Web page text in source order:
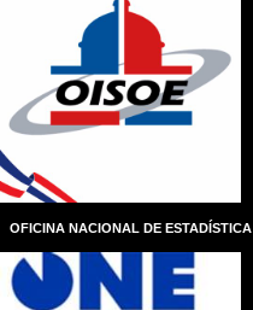
OFICINA NACIONAL DE ESTADÍSTICA